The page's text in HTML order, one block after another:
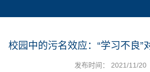
校园中的污名效应：“学习不良”
发布时间： 2021/11/20